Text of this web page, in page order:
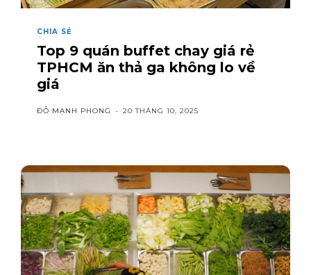
CHIA SẺ
Top 9 quán buffet chay giá rẻ
TPHCM ăn thả ga không lo về
giá
ĐỖ MẠNH PHONG - 20 THÁNG 10, 2025